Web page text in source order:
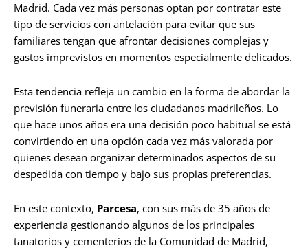
Madrid. Cada vez más personas optan por contratar este
tipo de servicios con antelación para evitar que sus
familiares tengan que afrontar decisiones complejas y
gastos imprevistos en momentos especialmente delicados.
Esta tendencia refleja un cambio en la forma de abordar la
previsión funeraria entre los ciudadanos madrileños. Lo
que hace unos años era una decisión poco habitual se está
convirtiendo en una opción cada vez más valorada por
quienes desean organizar determinados aspectos de su
despedida con tiempo y bajo sus propias preferencias.
En este contexto, Parcesa, con sus más de 35 años de
experiencia gestionando algunos de los principales
tanatorios y cementerios de la Comunidad de Madrid,